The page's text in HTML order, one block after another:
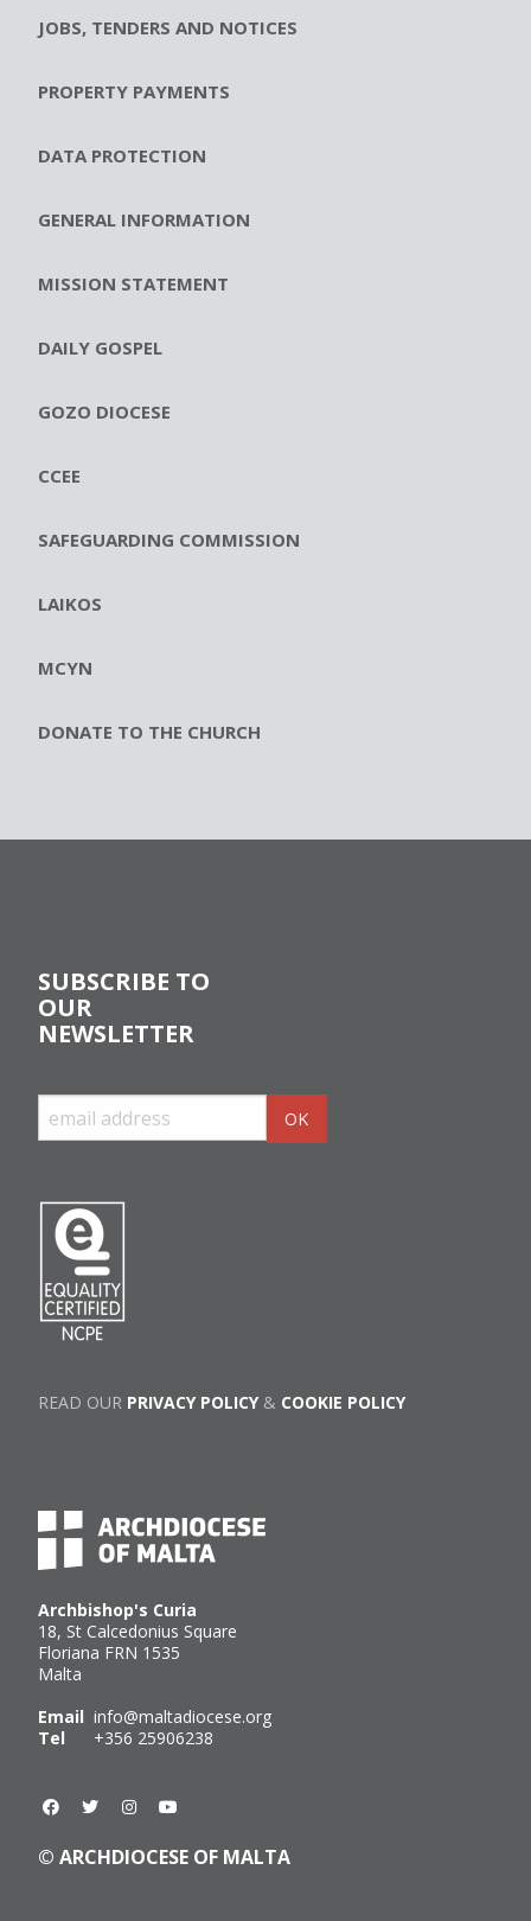
JOBS, TENDERS AND NOTICES
PROPERTY PAYMENTS
DATA PROTECTION
GENERAL INFORMATION
MISSION STATEMENT
DAILY GOSPEL
GOZO DIOCESE
CCEE
SAFEGUARDING COMMISSION
LAIKOS
MCYN
DONATE TO THE CHURCH
Archbishop's Curia
18, St Calcedonius Square
Floriana FRN 1535
Malta
Email info@maltadiocese.org
Tel +356 25906238
© ARCHDIOCESE OF MALTA
SUBSCRIBE TO
OUR
NEWSLETTER
READ OUR PRIVACY POLICY& COOKIE POLICY